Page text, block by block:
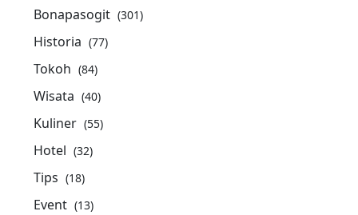
Bonapasogit (301)
Historia (77)
Tokoh (84)
Wisata (40)
Kuliner (55)
Hotel (32)
Tips (18)
Event (13)